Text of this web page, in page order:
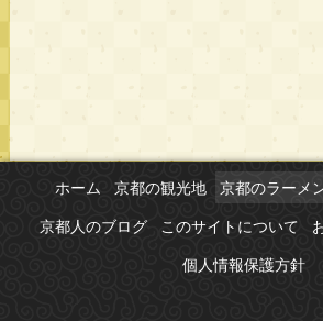
ホーム 京都の観光地 京都のラーメ
京都人のブログ
このサイトについて
個人情報保護方針